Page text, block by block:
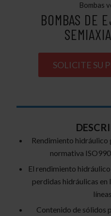
Bombas
BOMBAS DE
SOLICITE SU
Rendimiento
normativa
El rendimiento
perdidas hidráulicas en
Contenido de sólidos